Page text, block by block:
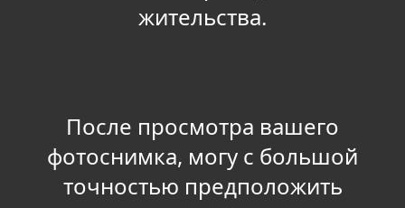
жительства.
После просмотра вашего
фотоснимка, могу с большой
точностью предположить